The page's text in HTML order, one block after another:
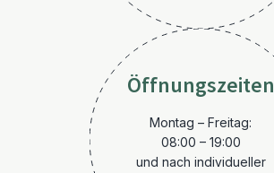
Öffnungszeiten
Montag – Freitag:
08:00 – 19:00
und nach individueller